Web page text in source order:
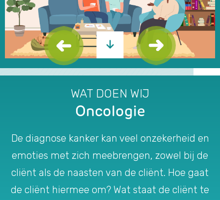
WAT DOEN WIJ
Oncologie
De diagnose kanker kan veel onzekerheid en
emoties met zich meebrengen, zowel bij de
cliënt als de naasten van de cliënt. Hoe gaat
de cliënt hiermee om? Wat staat de cliënt te